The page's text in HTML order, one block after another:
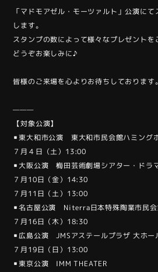
「マドモアゼル・モーツァルト」公演に
します。
スタンプの数によって様々なプレゼントを
どうぞお楽しみに♪
皆様のご来場を心よりお待ちしております。
———
【対象公演】
▪︎東大和市公演 東大和市民会館ハミング
７月４日（土）13:00
▪︎大阪公演 梅田芸術劇場シアター・ドラ
７月10日（金）14:30
７月11日（土）13:00
▪︎名古屋公演 Niterra日本特殊陶業市民会
７月16日（木）18:30
▪︎広島公演 JMSアステールプラザ 大ホー
７月19日（日）13:00
▪︎東京公演 IMM THEATER